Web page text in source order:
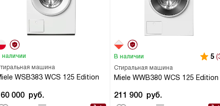
машина
WSB383 WCS 125 Edition
наличии
000 руб.
Стиральная машина
Miele WWB380 WCS 125 Edition
В наличии 5
211 900 руб.